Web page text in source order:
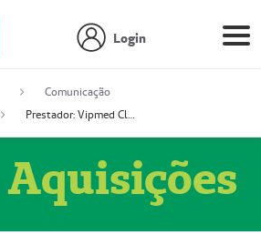
Login
Comunicação
Prestador: Vipmed Clínica Geral Ltda, 51004349-0 (Nome Fantasia: Policlínica Master)